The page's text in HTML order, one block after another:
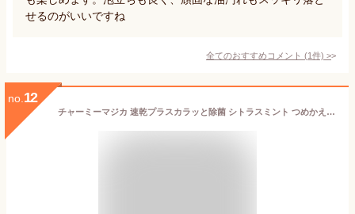
せるのがいいですね
全てのおすすめコメント (1件) >
no. 12
チャーミーマジカ 速乾プラスカラッと除菌 シトラスミント つめかえ用 特大(1020ml×3セット)【Magica】